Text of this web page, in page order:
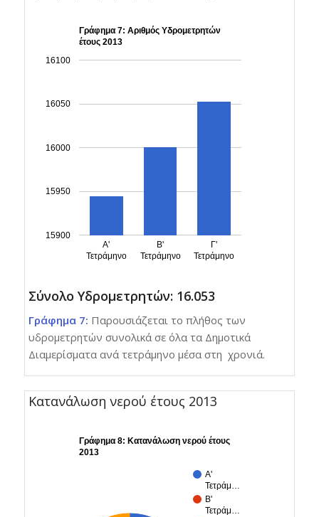
Γράφημα 7: Αριθμός Υδρομετρητών
έτους 2013
Α'
Τετράμηνο
Β'
Τετράμηνο
Γ'
Τετράμηνο
15900
15950
16000
16050
16100
Σύνολο Υδρομετρητών: 16.053
Γράφημα 7: Παρουσιάζεται το πλήθος των
υδρομετρητών συνολικά σε όλα τα Δημοτικά
Διαμερίσματα ανά τετράμηνο μέσα στη χρονιά.
Κατανάλωση νερού έτους 2013
Γράφημα 8: Κατανάλωση νερού έτους
2013
Α'
Τετράμ…
Β'
Τετράμ…